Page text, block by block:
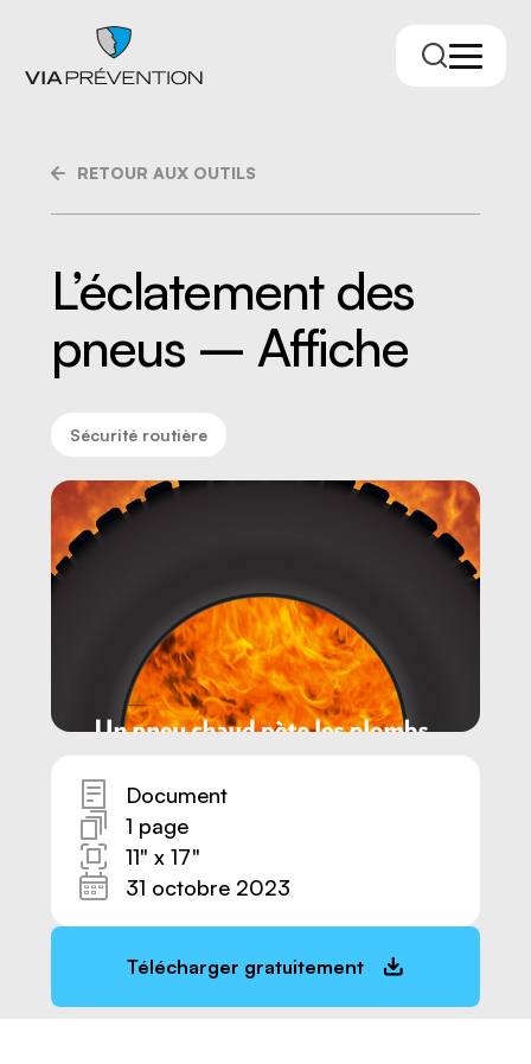
RMPPÉ
RETOUR AUX OUTILS
L’éclatement des
pneus – Affiche
Sécurité routière
Document
1 page
11" x 17"
31 octobre 2023
Télécharger gratuitement